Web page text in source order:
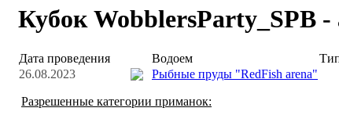
Кубок WobblersParty_SPB -
Дата проведения Водоем
26.08.2023
Рыбные пруды "RedFish arena"
Разрешенные категории приманок: